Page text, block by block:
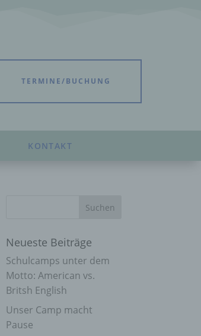
TERMINE/BUCHUNG
KONTAKT
Neueste Beiträge
Schulcamps unter dem
Motto: American vs.
Britsh English
Unser Camp macht
Pause